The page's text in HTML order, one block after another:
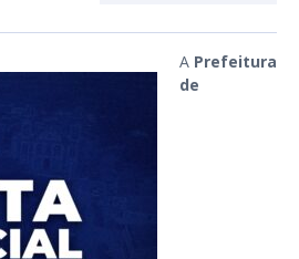
A Prefeitura
de